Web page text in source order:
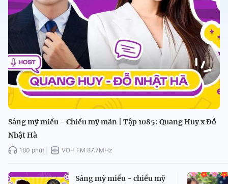
Sáng mỹ miều - Chiều mỹ mãn | Tập 1085: Quang Huy x Đỗ
Nhật Hà
180 phút VOH FM 87.7MHz
Sáng mỹ miều - chiều mỹ